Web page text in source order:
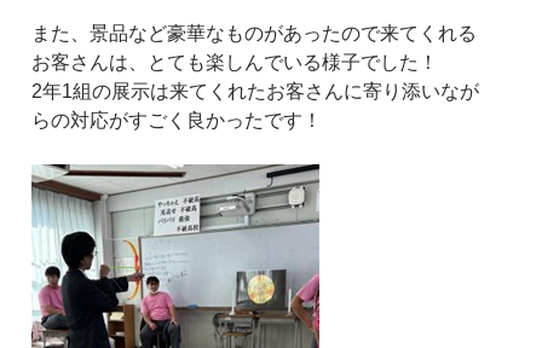
また、景品など豪華なものがあったので来てくれる
お客さんは、とても楽しんでいる様子でした！
2年1組の展示は来てくれたお客さんに寄り添いなが
らの対応がすごく良かったです！